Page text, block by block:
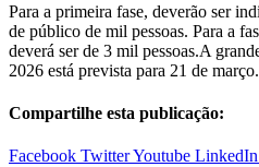
Para a primeira fase, deverão ser
de público de mil pessoas. Para a
deverá ser de 3 mil pessoas.A
2026 está prevista para 21 de março.
Compartilhe esta publicação:
Facebook TwitterYoutube LinkedIn